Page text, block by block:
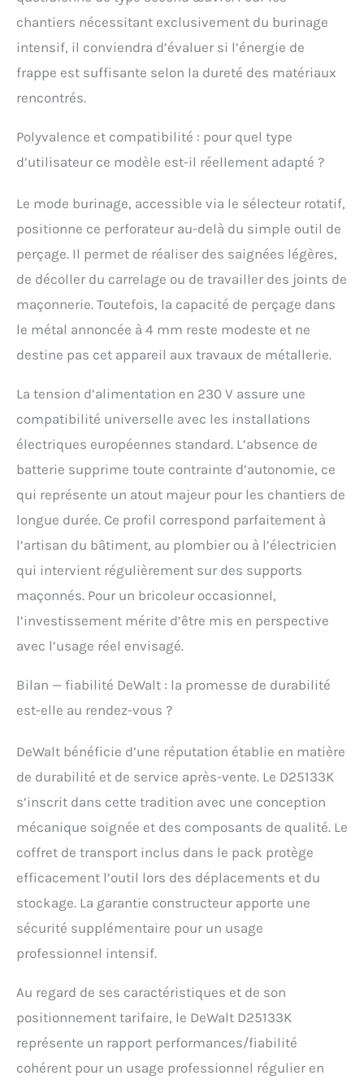
chantiers nécessitant exclusivement du burinage
intensif, il conviendra d’évaluer si l’énergie de
frappe est suffisante selon la dureté des matériaux
rencontrés.
Polyvalence et compatibilité : pour quel type
d’utilisateur ce modèle est-il réellement adapté ?
Le mode burinage, accessible via le sélecteur rotatif,
positionne ce perforateur au-delà du simple outil de
perçage. Il permet de réaliser des saignées légères,
de décoller du carrelage ou de travailler des joints de
maçonnerie. Toutefois, la capacité de perçage dans
le métal annoncée à 4 mm reste modeste et ne
destine pas cet appareil aux travaux de métallerie.
La tension d’alimentation en 230 V assure une
compatibilité universelle avec les installations
électriques européennes standard. L’absence de
batterie supprime toute contrainte d’autonomie, ce
qui représente un atout majeur pour les chantiers de
longue durée. Ce profil correspond parfaitement à
l’artisan du bâtiment, au plombier ou à l’électricien
qui intervient régulièrement sur des supports
maçonnés. Pour un bricoleur occasionnel,
l’investissement mérite d’être mis en perspective
avec l’usage réel envisagé.
Bilan — fiabilité DeWalt : la promesse de durabilité
est-elle au rendez-vous ?
DeWalt bénéficie d’une réputation établie en matière
de durabilité et de service après-vente. Le D25133K
s’inscrit dans cette tradition avec une conception
mécanique soignée et des composants de qualité. Le
coffret de transport inclus dans le pack protège
efficacement l’outil lors des déplacements et du
stockage. La garantie constructeur apporte une
sécurité supplémentaire pour un usage
professionnel intensif.
Au regard de ses caractéristiques et de son
positionnement tarifaire, le DeWalt D25133K
représente un rapport performances/fiabilité
cohérent pour un usage professionnel régulier en